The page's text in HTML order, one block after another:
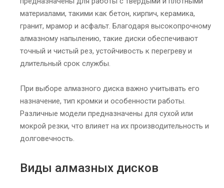
материалами, такими как бетон, кирпич, керамика,
гранит, мрамор и асфальт. Благодаря высокопрочному
алмазному напылению, такие диски обеспечивают
точный и чистый рез, устойчивость к перегреву и
длительный срок службы.
При выборе алмазного диска важно учитывать его
назначение, тип кромки и особенности работы.
Различные модели предназначены для сухой или
мокрой резки, что влияет на их производительность и
долговечность.
Виды алмазных дисков